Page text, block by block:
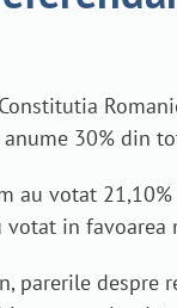
30% din
au votat
in
parerile